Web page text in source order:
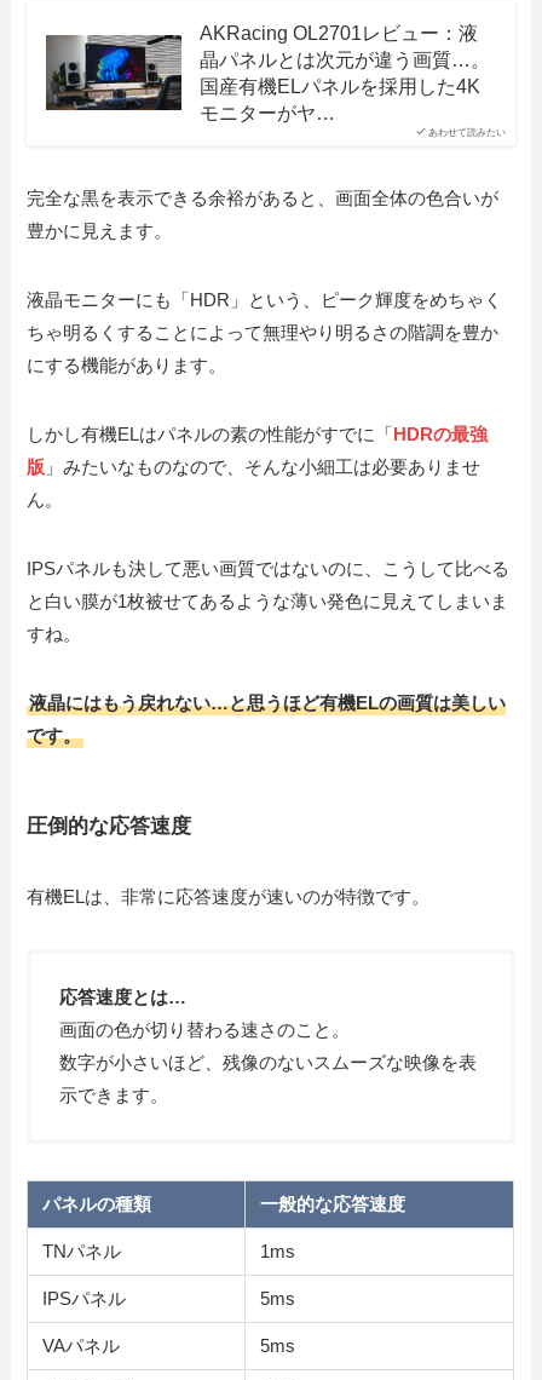
あわせて読みたい
AKRacing OL2701レビュー：液
晶パネルとは次元が違う画質…。
国産有機ELパネルを採用した4K
モニターがヤ…
完全な黒を表示できる余裕があると、画面全体の色合いが
豊かに見えます。
液晶モニターにも「HDR」という、ピーク輝度をめちゃく
ちゃ明るくすることによって無理やり明るさの階調を豊か
にする機能があります。
しかし有機ELはパネルの素の性能がすでに「HDRの最強
版 」みたいなものなので、そんな小細工は必要ありませ
ん。
IPSパネルも決して悪い画質ではないのに、こうして比べる
と白い膜が1枚被せてあるような薄い発色に見えてしまいま
すね。
液晶にはもう戻れない…と思うほど有機ELの画質は美しい
です。
圧倒的な応答速度
有機ELは、非常に応答速度が速いのが特徴です。
応答速度とは…
画面の色が切り替わる速さのこと。
数字が小さいほど、残像のないスムーズな映像を表
示できます。
パネルの種類 一般的な応答速度
TNパネル 1ms
IPSパネル 5ms
VAパネル 5ms